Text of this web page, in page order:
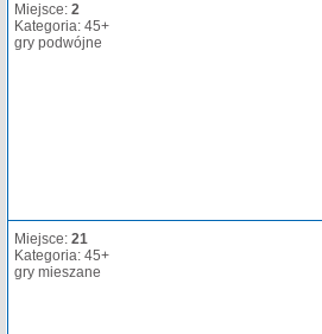
Miejsce: 2
Kategoria: 45+
gry podwójne
Miejsce: 21
Kategoria: 45+
gry mieszane